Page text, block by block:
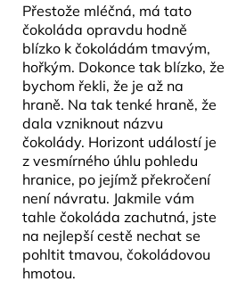
Přestože mléčná, má tato
čokoláda opravdu hodně
blízko k čokoládám tmavým,
hořkým. Dokonce tak blízko, že
bychom řekli, že je až na
hraně. Na tak tenké hraně, že
dala vzniknout názvu
čokolády. Horizont událostí je
z vesmírného úhlu pohledu
hranice, po jejímž překročení
není návratu. Jakmile vám
tahle čokoláda zachutná, jste
na nejlepší cestě nechat se
pohltit tmavou, čokoládovou
hmotou.